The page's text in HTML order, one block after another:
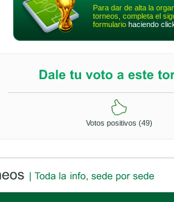
Para dar de alta la
torneos, completa el
formulario haciendo
Votos positivos (49)